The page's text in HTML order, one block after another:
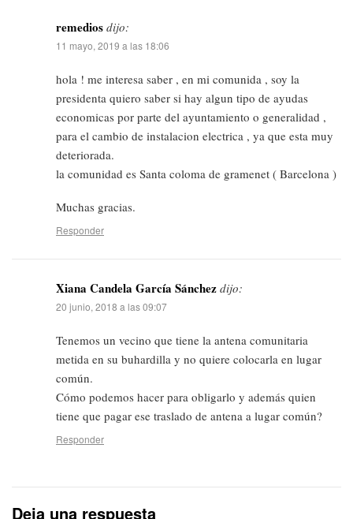
remedios dijo:
11 mayo, 2019 a las 18:06
hola ! me interesa saber , en mi comunida , soy la
presidenta quiero saber si hay algun tipo de ayudas
economicas por parte del ayuntamiento o generalidad ,
para el cambio de instalacion electrica , ya que esta muy
deteriorada.
la comunidad es Santa coloma de gramenet ( Barcelona )
Muchas gracias.
Responder
Xiana Candela García Sánchez dijo:
20 junio, 2018 a las 09:07
Tenemos un vecino que tiene la antena comunitaria
metida en su buhardilla y no quiere colocarla en lugar
común.
Cómo podemos hacer para obligarlo y además quien
tiene que pagar ese traslado de antena a lugar común?
Responder
Deja una respuesta